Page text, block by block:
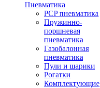
Пневматика
PCP пневматика
Пружинно-
поршневая
пневматика
Газобалонная
пневматика
Пули и шарики
Рогатки
Комплектующие